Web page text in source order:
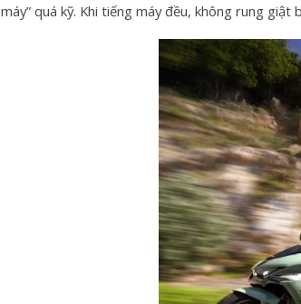
máy” quá kỹ. Khi tiếng máy đều, không rung